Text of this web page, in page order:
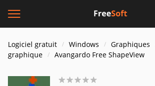
Logiciel gratuit Windows Graphiques
graphique
Avangardo Free ShapeView